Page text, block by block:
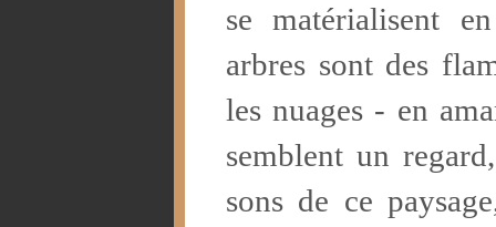
se matérialisent
arbres sont des
les nuages - en
semblent un
sons de ce